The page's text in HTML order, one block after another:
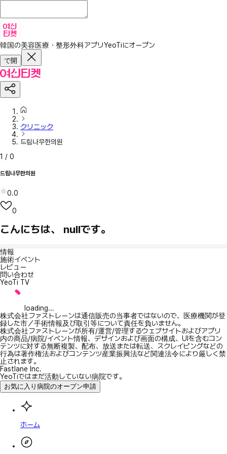
韓国の美容医療・整形外科アプリYeoTiにオープン
で開
クリニック
드림나무한의원
1 / 0
드림나무한의원
0.0
0
こんにちは、 nullです。
情報
施術イベント
レビュー
問い合わせ
YeoTi TV
loading...
株式会社ファストレーンは通信販売の当事者ではないので、医療機関が登
録した市／手術情報及び取引等について責任を負いません。
株式会社ファストレーンが所有/運営/管理するウェブサイトおよびアプリ
内の商品/病院/イベント情報、デザインおよび画面の構成、UIを含むコン
テンツに対する無断複製、配布、放送または転送、スクレイピングなどの
行為は著作権法およびコンテンツ産業振興法など関連法令により厳しく禁
止されます。
Fastlane Inc.
YeoTiではまだ活動していない病院です。
お気に入り病院のオープン申請
ホーム